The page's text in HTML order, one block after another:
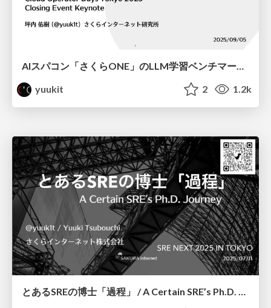
yuukit
2 1.2k
とあるSREの博士「過程」 / A Certain SRE’s Ph.D. Journey